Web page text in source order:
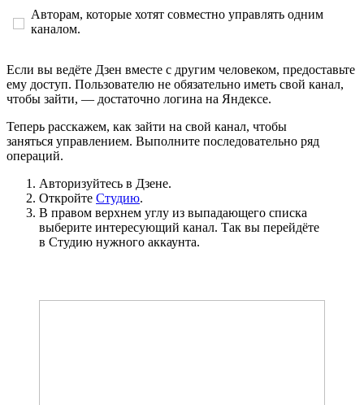
Авторам, которые хотят совместно управлять одним
каналом.
Если вы ведёте Дзен вместе с другим человеком, предоставьте
ему доступ. Пользователю не обязательно иметь свой канал,
чтобы зайти, — достаточно логина на Яндексе.
Теперь расскажем, как зайти на свой канал, чтобы
заняться управлением. Выполните последовательно ряд
операций.
Авторизуйтесь в Дзене.
Откройте Студию.
В правом верхнем углу из выпадающего списка
выберите интересующий канал. Так вы перейдёте
в Студию нужного аккаунта.